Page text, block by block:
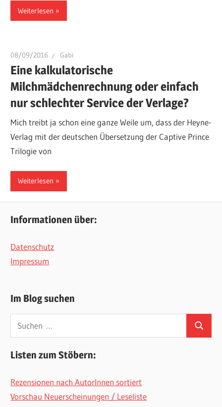
Weiterlesen
08/09/2016 Gabi
Eine kalkulatorische
Milchmädchenrechnung oder einfach
nur schlechter Service der Verlage?
Mich treibt ja schon eine ganze Weile um, dass der Heyne-
Verlag mit der deutschen Übersetzung der Captive Prince
Trilogie von
Weiterlesen
Informationen über:
Datenschutz
Impressum
Im Blog suchen
Suchen
nach:
Suchen
Listen zum Stöbern:
Rezensionen nach AutorInnen sortiert
Vorschau Neuerscheinungen / Leseliste